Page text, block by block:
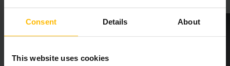
Consent Details About
This website uses cookies